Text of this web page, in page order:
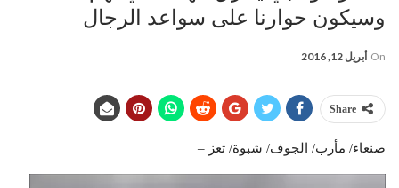
وسيكون حوارنا على سواعد الرجال
On أبريل 12, 2016
Share
صنعاء/ مأرب/ الجوف/ شبوة/ تعز –